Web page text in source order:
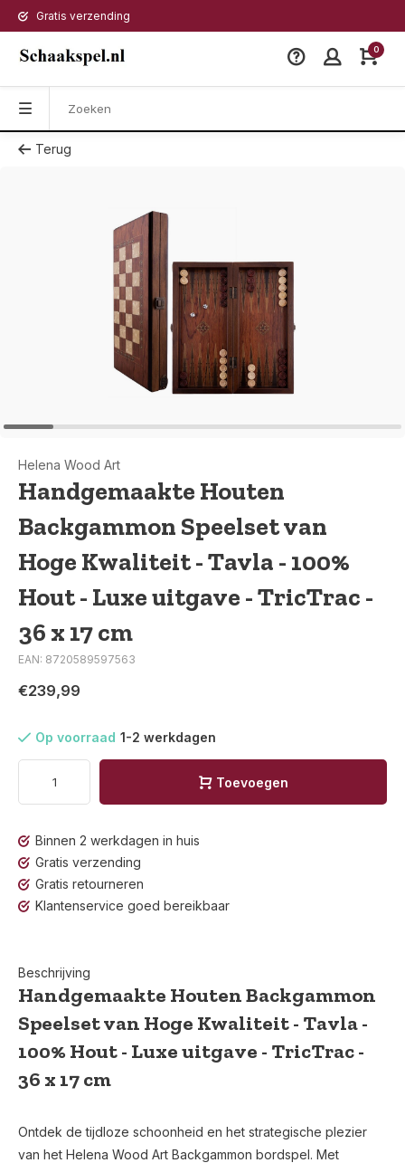
Gratis verzending
0
Terug
Helena Wood Art
Handgemaakte Houten
Backgammon Speelset van
Hoge Kwaliteit - Tavla - 100%
Hout - Luxe uitgave - TricTrac -
36 x 17 cm
EAN: 8720589597563
€239,99
Op voorraad 1-2 werkdagen
Toevoegen
Binnen 2 werkdagen in huis
Gratis verzending
Gratis retourneren
Klantenservice goed bereikbaar
Beschrijving
Handgemaakte Houten Backgammon
Speelset van Hoge Kwaliteit - Tavla -
100% Hout - Luxe uitgave - TricTrac -
36 x 17 cm
Ontdek de tijdloze schoonheid en het strategische plezier
van het Helena Wood Art Backgammon bordspel. Met